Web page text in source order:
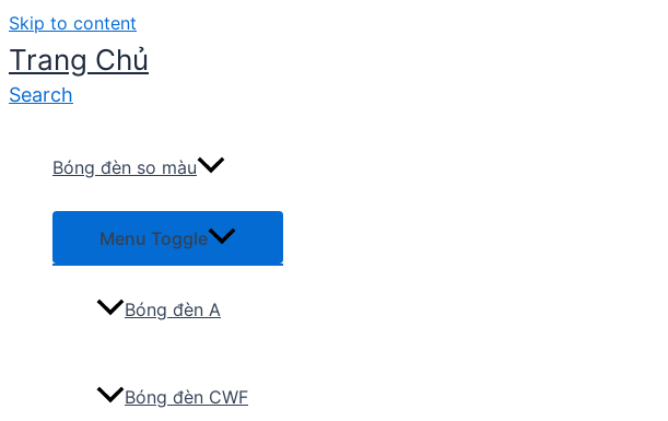
Skip to content
Trang Chủ
Search
Bóng đèn so màu
Menu Toggle
Bóng đèn A
Bóng đèn CWF